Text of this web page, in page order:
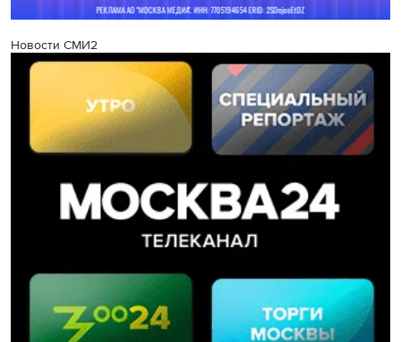
Новости СМИ2